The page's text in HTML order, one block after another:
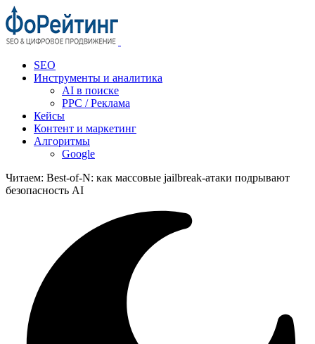
SEO
Инструменты и аналитика
AI в поиске
PPC / Реклама
Кейсы
Контент и маркетинг
Алгоритмы
Google
Читаем: Best-of-N: как массовые jailbreak-атаки подрывают
безопасность AI